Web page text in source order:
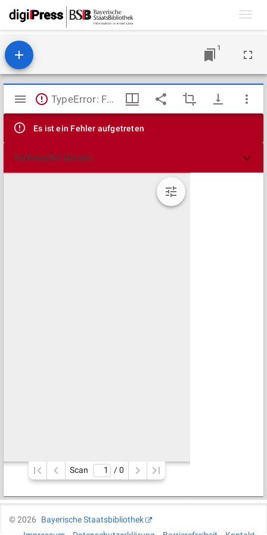
1
Mirador
Viewer
TypeError: Failed to fetch
Es ist ein Fehler aufgetreten
Technische Details
Scan / 0
©2026
Bayerische Staatsbibliothek